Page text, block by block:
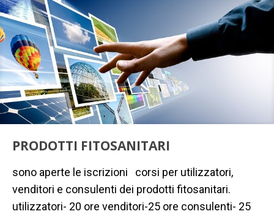
PRODOTTI FITOSANITARI
sono aperte le iscrizioni corsi per utilizzatori,
venditori e consulenti dei prodotti fitosanitari.
utilizzatori- 20 ore venditori-25 ore consulenti- 25